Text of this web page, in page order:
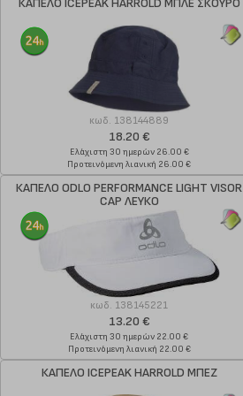
ΚΑΠΕΛΟ ICEPEAK HARROLD ΜΠΛΕ ΣΚΟΥΡΟ
κωδ. 138144889
18.20 €
Ελάχιστη 30 ημερών 26.00 €
Προτεινόμενη λιανική 26.00 €
ΚΑΠΕΛΟ ODLO PERFORMANCE LIGHT VISOR
CAP ΛΕΥΚΟ
κωδ. 138145221
13.20 €
Ελάχιστη 30 ημερών 22.00 €
Προτεινόμενη λιανική 22.00 €
ΚΑΠΕΛΟ ICEPEAK HARROLD ΜΠΕΖ